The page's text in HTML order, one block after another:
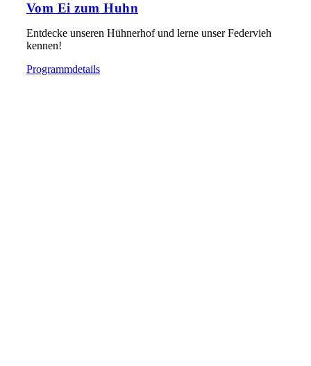
Vom Ei zum Huhn
Entdecke unseren Hühnerhof und lerne unser Federvieh
kennen!
Programmdetails